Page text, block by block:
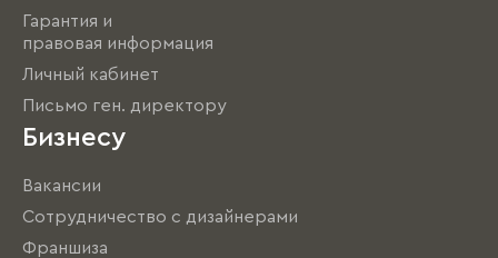
Гарантия и
правовая информация
Личный кабинет
Письмо ген. директору
Бизнесу
Вакансии
Сотрудничество с дизайнерами
Франшиза